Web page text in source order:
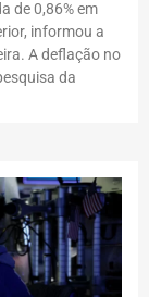
de 0,86% em
informou a
A deflação no
da